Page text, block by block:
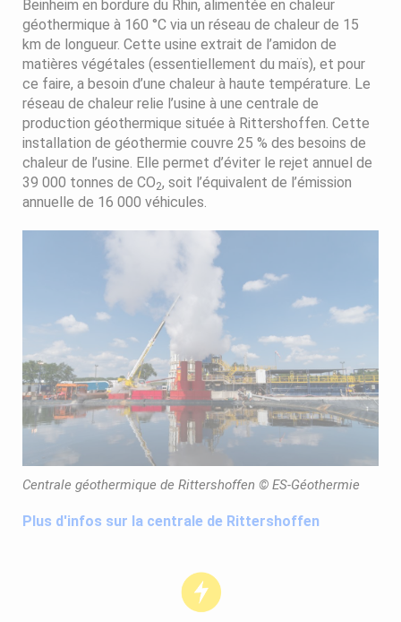
Beinheim en bordure du Rhin, alimentée en chaleur
géothermique à 160 °C via un réseau de chaleur de 15
km de longueur. Cette usine extrait de l’amidon de
matières végétales (essentiellement du maïs), et pour
ce faire, a besoin d’une chaleur à haute température. Le
réseau de chaleur relie l’usine à une centrale de
production géothermique située à Rittershoffen. Cette
installation de géothermie couvre 25 % des besoins de
chaleur de l’usine. Elle permet d’éviter le rejet annuel de
39 000 tonnes de CO2, soit l’équivalent de l’émission
annuelle de 16 000 véhicules.
Centrale géothermique de Rittershoffen © ES-Géothermie
Plus d'infos sur la centrale de Rittershoffen